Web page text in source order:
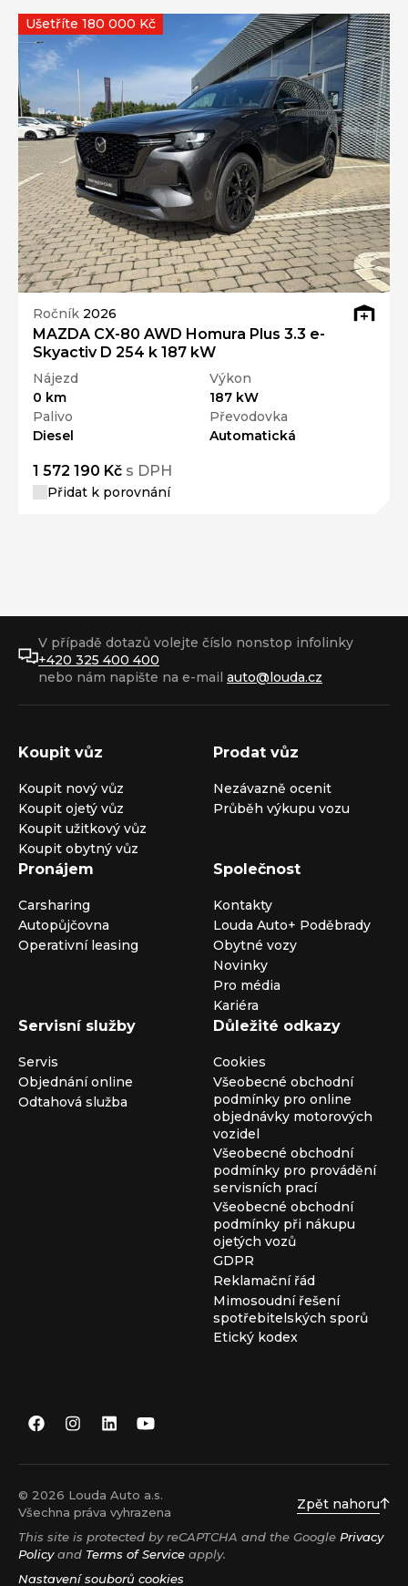
Ročník 2026
MAZDA CX-80 AWD Homura Plus 3.3 e-
Skyactiv D 254 k 187 kW
Nájezd
0 km
Výkon
187 kW
Palivo
Diesel
Převodovka
Automatická
1 572 190 Kč s DPH
Přidat k porovnání
Ušetříte 180 000 Kč
V případě dotazů volejte číslo nonstop infolinky
+420 325 400 400
nebo nám napište na e-mail auto@louda.cz
Koupit vůz
Koupit nový vůz
Koupit ojetý vůz
Koupit užitkový vůz
Koupit obytný vůz
Prodat vůz
Nezávazně ocenit
Průběh výkupu vozu
Pronájem
Carsharing
Autopůjčovna
Operativní leasing
Společnost
Kontakty
Louda Auto+ Poděbrady
Obytné vozy
Novinky
Pro média
Kariéra
Servisní služby
Servis
Objednání online
Odtahová služba
Důležité odkazy
Cookies
Všeobecné obchodní
podmínky pro online
objednávky motorových
vozidel
Všeobecné obchodní
podmínky pro provádění
servisních prací
Všeobecné obchodní
podmínky při nákupu
ojetých vozů
GDPR
Reklamační řád
Mimosoudní řešení
spotřebitelských sporů
Etický kodex
© 2026 Louda Auto a.s.
Všechna práva vyhrazena
Zpět nahoru
This site is protected by reCAPTCHA and the Google Privacy
Policyand Terms of Service apply.
Nastavení souborů cookies